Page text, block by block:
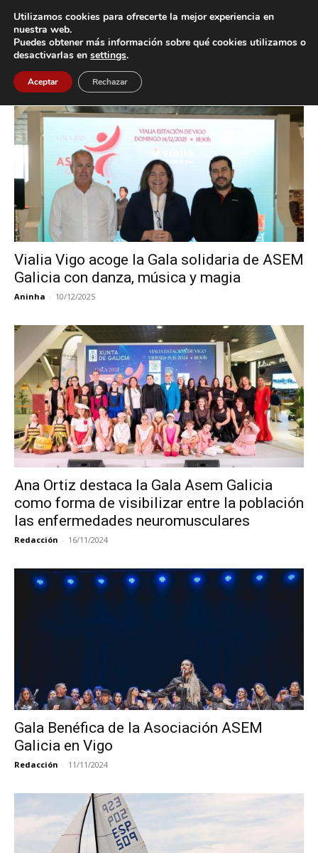
Inicio Etiquetas Asem Galicia
Etiqueta: Asem Galicia
Vialia Vigo acoge la Gala solidaria de ASEM
Galicia con danza, música y magia
Aninha - 10/12/2025
Ana Ortiz destaca la Gala Asem Galicia
como forma de visibilizar entre la población
las enfermedades neuromusculares
Redacción - 16/11/2024
Gala Benéfica de la Asociación ASEM
Galicia en Vigo
Redacción - 11/11/2024
Utilizamos cookies para ofrecerte la mejor experiencia en
nuestra web.
Puedes obtener más información sobre qué cookies utilizamos o
desactivarlas en settings.
Aceptar Rechazar